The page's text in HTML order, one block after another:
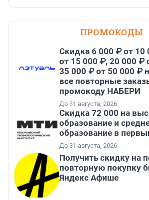
ПРОМОКОДЫ
Скидка 6 000 ₽ от 10
от 15 000 ₽, 20 000 ₽
35 000 ₽ от 50 000 ₽
все повторные
промокоду НАБЕРИ
До 31 августа, 2026
Скидка 72 000 на
образование и
образование в
До 31 августа, 2026
Получить скидку на
повторную покупку
Яндекс Афише